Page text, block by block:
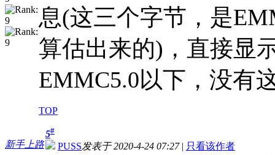
息(这三个字节，是
算估出来的)，直接显
EMMC5.0以下，没有
TOP
新手上路
5#
PUSS发表于 2020-4-24 07:27| 只看该作者